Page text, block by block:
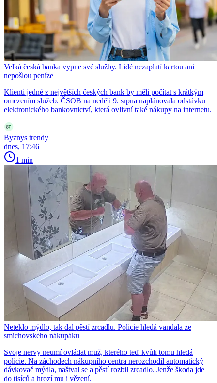
Velká česká banka vypne své služby. Lidé nezaplatí kartou ani
nepošlou peníze
Klienti jedné z největších českých bank by měli počítat s krátkým
omezením služeb. ČSOB na neděli 9. srpna naplánovala odstávku
elektronického bankovnictví, která ovlivní také nákupy na internetu.
Byznys trendy
dnes, 17:46
1 min
Neteklo mýdlo, tak dal pěstí zrcadlu. Policie hledá vandala ze
smíchovského nákupáku
Svoje nervy neumí ovládat muž, kterého teď kvůli tomu hledá
policie. Na záchodech nákupního centra nerozchodil automatický
dávkovač mýdla, naštval se a pěstí rozbil zrcadlo. Jenže škoda jde
do tisíců a hrozí mu i vězení.